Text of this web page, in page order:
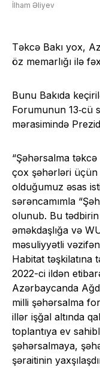
İlham Əliyev
Təkcə Bakı yox,
öz memarlığı ilə
Bunu Bakıda
Forumunun 13‑cü
mərasimində
“Şəhərsalma
çox şəhərləri üçün
olduğumuz əsas
sərəncamımla
olunub. Bu
əməkdaşlığa və
məsuliyyətli
Habitat təşkilatına
2022-ci ildən
Azərbaycanda
milli şəhərsalma
illər işğal altında
toplantıya ev
şəhərsalmaya,
şəraitinin